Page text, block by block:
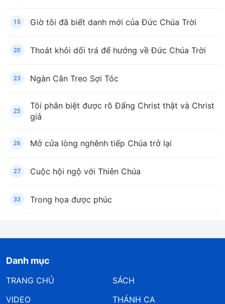
15 Giờ tôi đã biết danh mới của Đức Chúa Trời
20 Thoát khỏi dối trá để hướng về Đức Chúa Trời
23 Ngàn Cân Treo Sợi Tóc
25
Tôi phân biệt được rõ Đấng Christ thật và Christ
giả
26 Mở cửa lòng nghênh tiếp Chúa trở lại
27 Cuộc hội ngộ với Thiên Chúa
33 Trong họa được phúc
Danh mục
TRANG CHỦ
SÁCH
VIDEO
THÁNH CA